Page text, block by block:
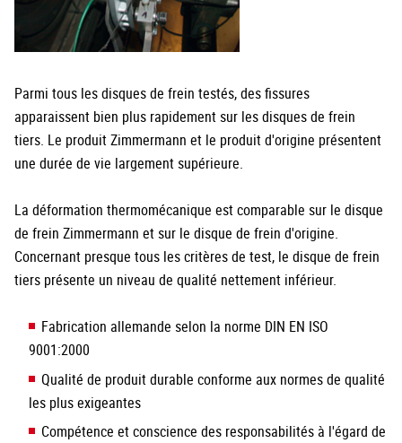
Parmi tous les disques de frein testés, des fissures
apparaissent bien plus rapidement sur les disques de frein
tiers. Le produit Zimmermann et le produit d'origine présentent
une durée de vie largement supérieure.
La déformation thermomécanique est comparable sur le disque
de frein Zimmermann et sur le disque de frein d'origine.
Concernant presque tous les critères de test, le disque de frein
tiers présente un niveau de qualité nettement inférieur.
Fabrication allemande selon la norme DIN EN ISO
9001:2000
Qualité de produit durable conforme aux normes de qualité
les plus exigeantes
Compétence et conscience des responsabilités à l'égard de